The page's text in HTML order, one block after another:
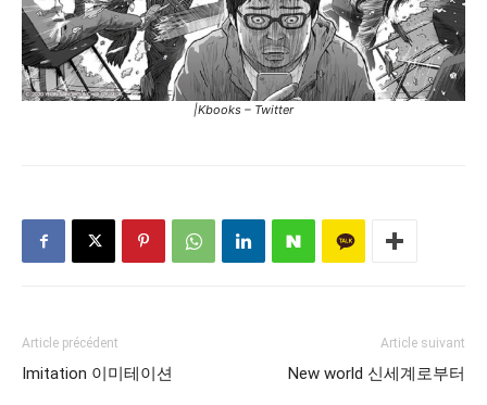
|Kbooks – Twitter
Article précédent
Imitation 이미테이션
Article suivant
New world 신세계로부터